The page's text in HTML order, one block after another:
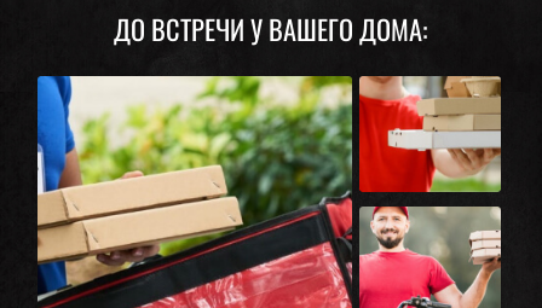
ДО ВСТРЕЧИ У ВАШЕГО ДОМА: